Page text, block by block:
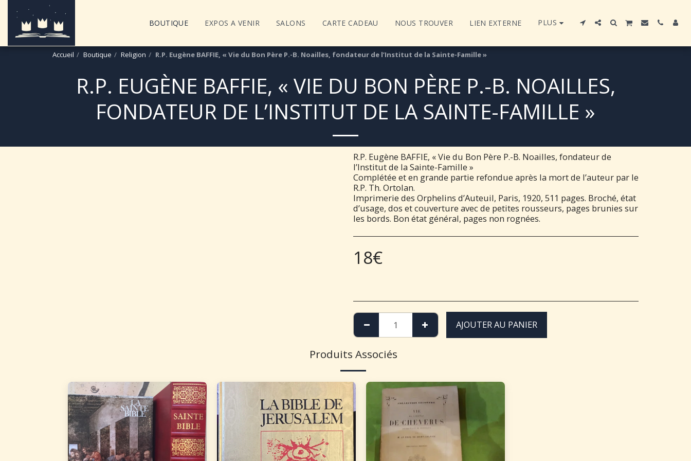
BOUTIQUE EXPOS A VENIR SALONS CARTE CADEAU NOUS TROUVER LIEN EXTERNE PLUS
Accueil Boutique Religion R.P. Eugène BAFFIE, « Vie du Bon Père P.-B. Noailles, fondateur de l’Institut de la Sainte-Famille »
R.P. EUGÈNE BAFFIE, « VIE DU BON PÈRE P.-B. NOAILLES,
FONDATEUR DE L’INSTITUT DE LA SAINTE-FAMILLE »
R.P. Eugène BAFFIE, « Vie du Bon Père P.-B. Noailles, fondateur de
l’Institut de la Sainte-Famille »
Complétée et en grande partie refondue après la mort de l’auteur par le
R.P. Th. Ortolan.
Imprimerie des Orphelins d’Auteuil, Paris, 1920, 511 pages. Broché, état
d’usage, dos et couverture avec de petites rousseurs, pages brunies sur
les bords. Bon état général, pages non rognées.
18€
AJOUTER AU PANIER
Produits Associés